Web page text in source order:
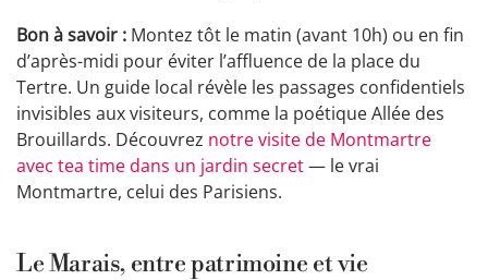
Bon à savoir : Montez tôt le matin (avant 10h) ou en fin
d’après-midi pour éviter l’affluence de la place du
Tertre. Un guide local révèle les passages confidentiels
invisibles aux visiteurs, comme la poétique Allée des
Brouillards. Découvrez notre visite de Montmartre
avec tea time dans un jardin secret— le vrai
Montmartre, celui des Parisiens.
Le Marais, entre patrimoine et vie